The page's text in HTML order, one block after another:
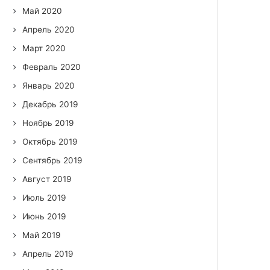
Май 2020
Апрель 2020
Март 2020
Февраль 2020
Январь 2020
Декабрь 2019
Ноябрь 2019
Октябрь 2019
Сентябрь 2019
Август 2019
Июль 2019
Июнь 2019
Май 2019
Апрель 2019